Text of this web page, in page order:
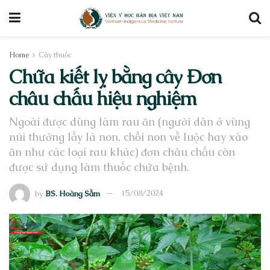
Home Cây thuốc
Chữa kiết lỵ bằng cây Đơn
châu chấu hiệu nghiệm
Ngoài được dùng làm rau ăn (người dân ở vùng
núi thường lấy lá non, chồi non về luộc hay xào
ăn như các loại rau khác) đơn châu chấu còn
được sử dụng làm thuốc chữa bệnh.
by BS. Hoàng Sầm 15/08/2024